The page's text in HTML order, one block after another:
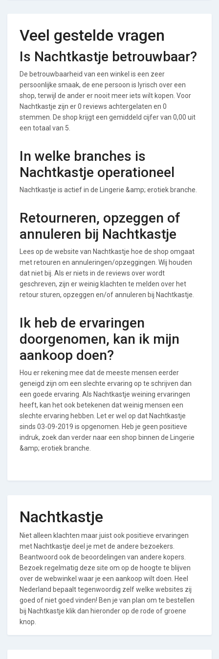
Veel gestelde vragen
Is Nachtkastje betrouwbaar?
De betrouwbaarheid van een winkel is een zeer
persoonlijke smaak, de ene persoon is lyrisch over een
shop, terwijl de ander er nooit meer iets wilt kopen. Voor
Nachtkastje zijn er 0 reviews achtergelaten en 0
stemmen. De shop krijgt een gemiddeld cijfer van 0,00 uit
een totaal van 5.
In welke branches is
Nachtkastje operationeel
Nachtkastje is actief in de Lingerie &amp; erotiek branche.
Retourneren, opzeggen of
annuleren bij Nachtkastje
Lees op de website van Nachtkastje hoe de shop omgaat
met retouren en annuleringen/opzeggingen. Wij houden
dat niet bij. Als er niets in de reviews over wordt
geschreven, zijn er weinig klachten te melden over het
retour sturen, opzeggen en/of annuleren bij Nachtkastje.
Ik heb de ervaringen
doorgenomen, kan ik mijn
aankoop doen?
Hou er rekening mee dat de meeste mensen eerder
geneigd zijn om een slechte ervaring op te schrijven dan
een goede ervaring. Als Nachtkastje weining ervaringen
heeft, kan het ook betekenen dat weinig mensen een
slechte ervaring hebben. Let er wel op dat Nachtkastje
sinds 03-09-2019 is opgenomen. Heb je geen positieve
indruk, zoek dan verder naar een shop binnen de Lingerie
&amp; erotiek branche.
Nachtkastje
Niet alleen klachten maar juist ook positieve ervaringen
met Nachtkastje deel je met de andere bezoekers.
Beantwoord ook de beoordelingen van andere kopers.
Bezoek regelmatig deze site om op de hoogte te blijven
over de webwinkel waar je een aankoop wilt doen. Heel
Nederland bepaalt tegenwoordig zelf welke websites zij
goed of niet goed vinden! Ben je van plan om te bestellen
bij Nachtkastje klik dan hieronder op de rode of groene
knop.